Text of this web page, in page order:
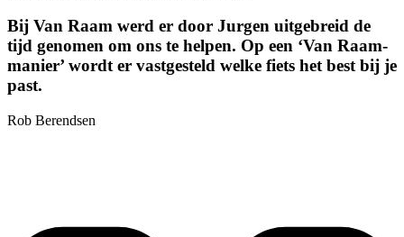
Bij Van Raam werd er door Jurgen uitgebreid de
tijd genomen om ons te helpen. Op een ‘Van Raam-
manier’ wordt er vastgesteld welke fiets het best bij je
past.
Rob Berendsen